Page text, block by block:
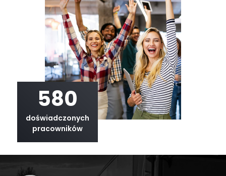
580
doświadczonych
pracowników